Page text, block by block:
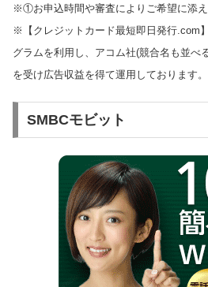
※①お申込時間や審査によりご希望に添え
※【クレジットカード最短即日発行.com
グラムを利用し、アコム社(競合名も並べ
を受け広告収益を得て運用しております。
SMBCモビット